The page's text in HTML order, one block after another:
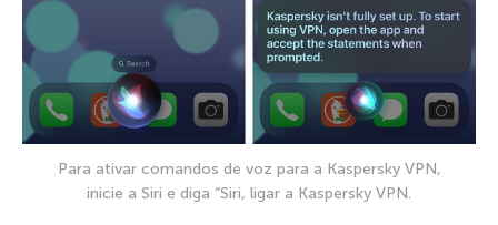
Para ativar comandos de voz para a Kaspersky VPN,
inicie a Siri e diga “Siri, ligar a Kaspersky VPN.